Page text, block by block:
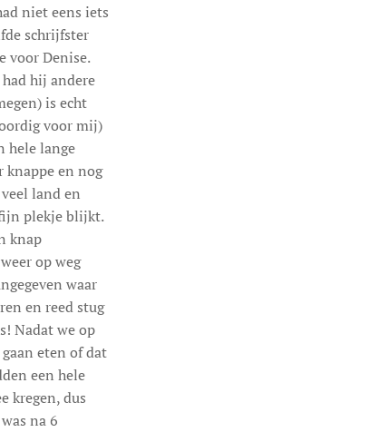
niet eens iets
schrijfster
voor Denise.
hij andere
is echt
voor mij)
hele lange
en nog
land en
plekje blijkt.
knap
op weg
waar
en reed stug
Nadat we op
eten of dat
een hele
kregen, dus
na 6